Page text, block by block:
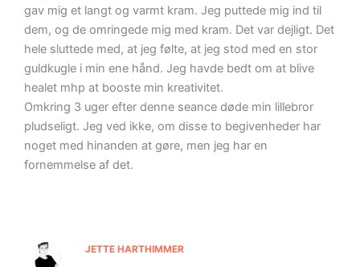
gav mig et langt og varmt kram. Jeg puttede mig ind til
dem, og de omringede mig med kram. Det var dejligt. Det
hele sluttede med, at jeg følte, at jeg stod med en stor
guldkugle i min ene hånd. Jeg havde bedt om at blive
healet mhp at booste min kreativitet.
Omkring 3 uger efter denne seance døde min lillebror
pludseligt. Jeg ved ikke, om disse to begivenheder har
noget med hinanden at gøre, men jeg har en
fornemmelse af det.
JETTE HARTHIMMER